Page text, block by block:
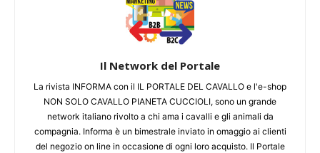
Il Network del Portale
La rivista INFORMA con il IL PORTALE DEL CAVALLO e l'e-shop
NON SOLO CAVALLO PIANETA CUCCIOLI, sono un grande
network italiano rivolto a chi ama i cavalli e gli animali da
compagnia. Informa è un bimestrale inviato in omaggio ai clienti
del negozio on line in occasione di ogni loro acquisto. Il Portale